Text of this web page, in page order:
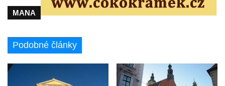
Kostel svaté Kateřiny v Chouči
Kaple svatého Blažeje východně od Lužice
Márnice na hřbitově v Lužici
Kostel svatého Martina v Kozlech
Márnice na hřbitově v Kozlech
MANA
Podobné články